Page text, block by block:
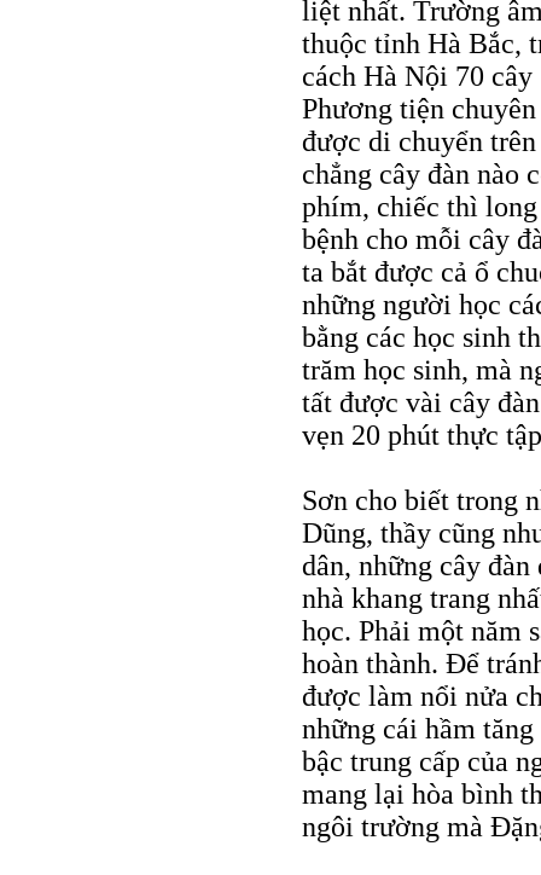
liệt nhất. Trường
thuộc tỉnh Hà Bắc,
cách Hà Nội 70
Phương tiện
được di chuyển
chẳng cây đàn nào
phím, chiếc thì
bệnh cho mỗi cây
ta bắt được cả ổ
những người học
bằng các học sinh
trăm học sinh, mà
tất được vài cây
vẹn 20 phút thực
Sơn cho biết trong
Dũng, thầy cũng
dân, những cây
nhà khang trang
học. Phải một năm
hoàn thành. Để
được làm nổi nửa
những cái hầm
bậc trung cấp của
mang lại hòa bình
ngôi trường mà